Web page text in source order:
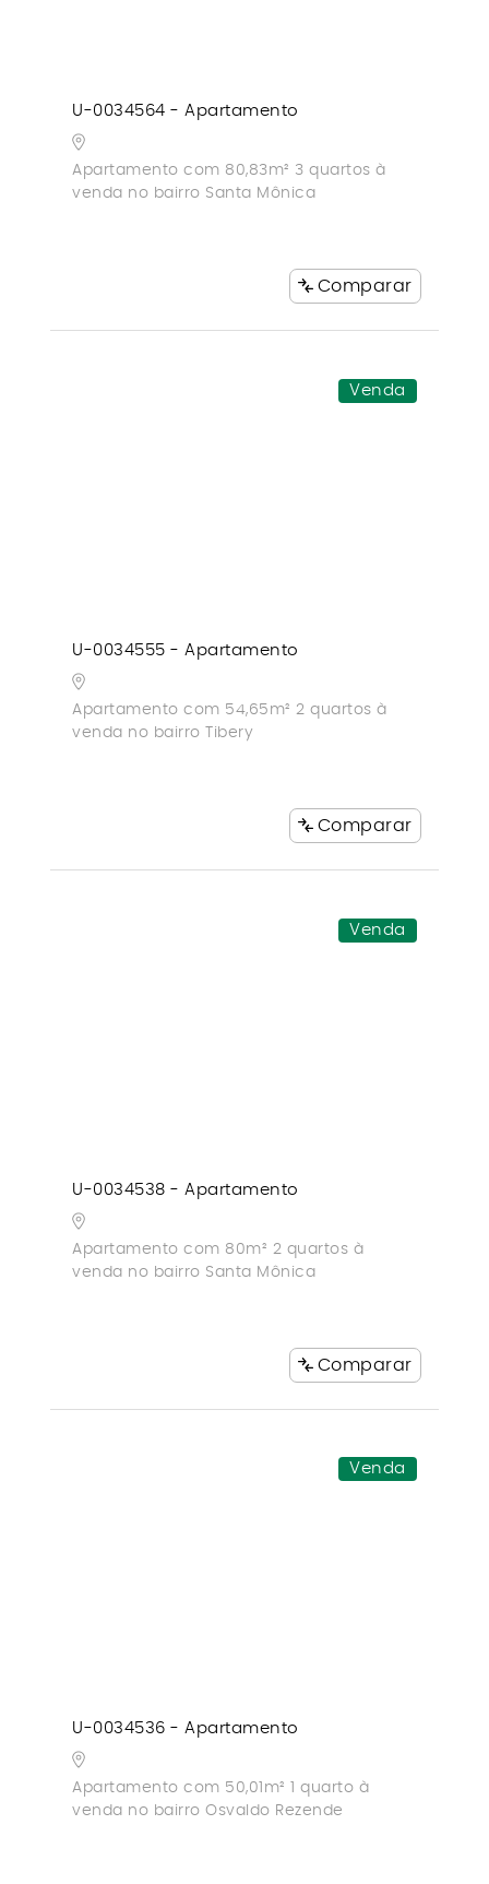
U-0034564 - Apartamento
Apartamento com 80,83m² 3 quartos à
venda no bairro Santa Mônica
Comparar
Venda
U-0034555 - Apartamento
Apartamento com 54,65m² 2 quartos à
venda no bairro Tibery
Comparar
Venda
U-0034538 - Apartamento
Apartamento com 80m² 2 quartos à
venda no bairro Santa Mônica
Comparar
Venda
U-0034536 - Apartamento
Apartamento com 50,01m² 1 quarto à
venda no bairro Osvaldo Rezende